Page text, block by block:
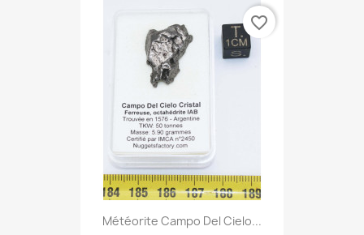
Météorite Campo Del Cielo...
favorite_border